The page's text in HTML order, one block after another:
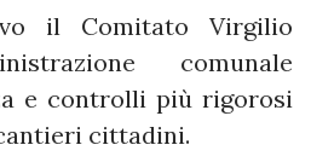
il Comitato Virgilio
comunale
e controlli più rigorosi
cittadini.